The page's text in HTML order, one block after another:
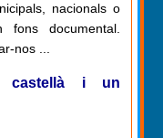
nacionals o
fons documental.
nos ...
castellà i un